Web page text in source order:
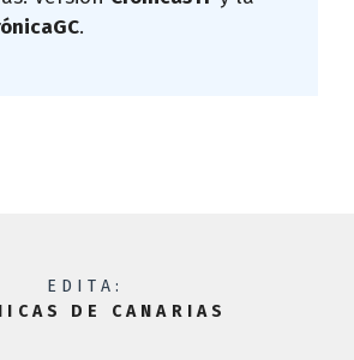
.
EDITA:
DE CANARIAS